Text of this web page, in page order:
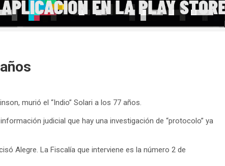
murió el “Indio” Solari a los 77 años.
judicial que hay una investigación de “protocolo” ya
Alegre. La Fiscalía que interviene es la número 2 de